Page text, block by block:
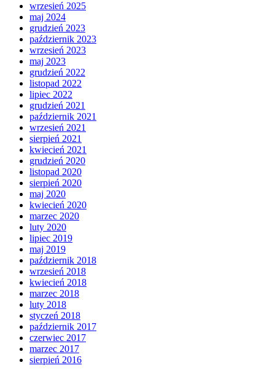
wrzesień 2025
maj 2024
grudzień 2023
październik 2023
wrzesień 2023
maj 2023
grudzień 2022
listopad 2022
lipiec 2022
grudzień 2021
październik 2021
wrzesień 2021
sierpień 2021
kwiecień 2021
grudzień 2020
listopad 2020
sierpień 2020
maj 2020
kwiecień 2020
marzec 2020
luty 2020
lipiec 2019
maj 2019
październik 2018
wrzesień 2018
kwiecień 2018
marzec 2018
luty 2018
styczeń 2018
październik 2017
czerwiec 2017
marzec 2017
sierpień 2016